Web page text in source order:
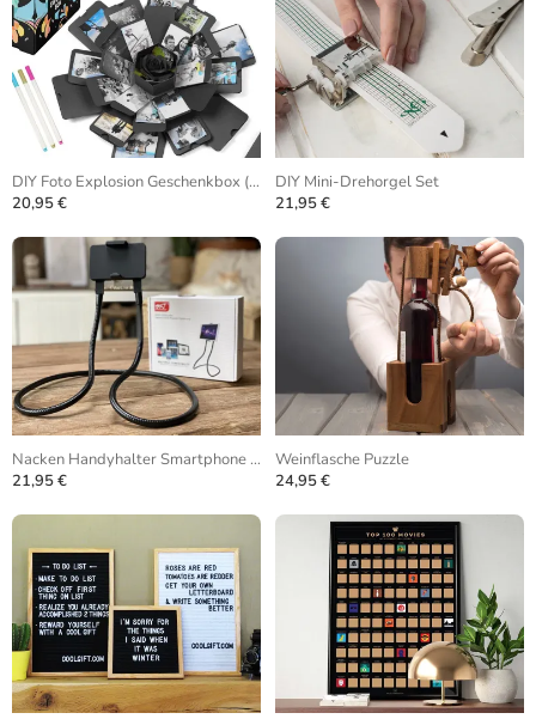
DIY Foto Explosion Geschenkbox (Gefaltet)
20,95 €
DIY Mini-Drehorgel Set
21,95 €
Nacken Handyhalter Smartphone Stativ
21,95 €
Weinflasche Puzzle
24,95 €